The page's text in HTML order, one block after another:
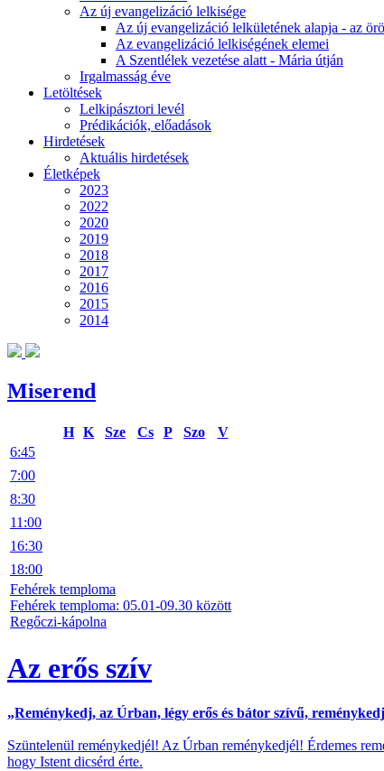
Az új evangelizáció lelkisége
Az új evangelizáció lelkületének alapja - az
Az evangelizáció lelkiségének elemei
A Szentlélek vezetése alatt - Mária útján
Irgalmasság éve
Letöltések
Lelkipásztori levél
Prédikációk, előadások
Hirdetések
Aktuális hirdetések
Életképek
2023
2022
2020
2019
2018
2017
2016
2015
2014
Miserend
H K Sze Cs P Szo
V
6:45
7:00
8:30
11:00
16:30
18:00
Fehérek temploma
Fehérek temploma: 05.01-09.30 között
Regőczi-kápolna
Az erős szív
„Reménykedj, az Úrban, légy erős és bátor szívű,
Szüntelenül reménykedjél! Az Úrban reménykedjél! Érdemes
hogy Istent dicsérd érte.